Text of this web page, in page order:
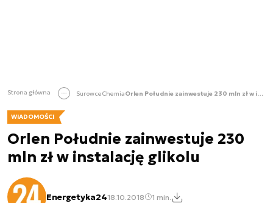
Strona główna SurowceChemia Orlen Południe zainwestuje 230 mln zł w instalację glikolu
WIADOMOŚCI
Orlen Południe zainwestuje 230
mln zł w instalację glikolu
Energetyka2418.10.2018 1 min.